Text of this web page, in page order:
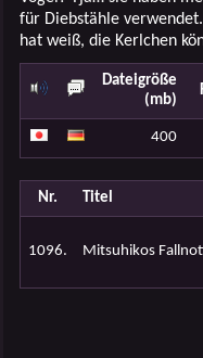
für Diebstähle
hat weiß, die Kerlchen
Dateigröße
(mb)
400
Nr. Titel
1096. Mitsuhikos